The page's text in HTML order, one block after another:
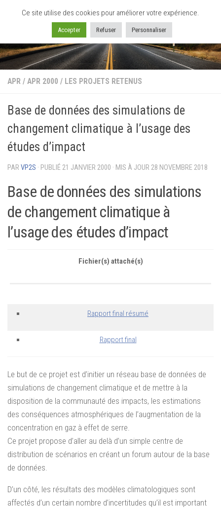
Skip to content
APR / APR 2000 / LES PROJETS RETENUS
Base de données des simulations de
changement climatique à l’usage des
études d’impact
PAR VP2S · PUBLIÉ 21 JANVIER 2000 · MIS À JOUR 28 NOVEMBRE 2018
Base de données des simulations
de changement climatique à
l’usage des études d’impact
Fichier(s) attaché(s)
Rapport final résumé
Rapport final
Le but de ce projet est d’initier un réseau base de données de
simulations de changement climatique et de mettre à la
disposition de la communauté des impacts, les estimations
des conséquences atmosphériques de l’augmentation de la
concentration en gaz à effet de serre.
Ce projet propose d’aller au delà d’un simple centre de
distribution de scénarios en créant un forum autour de la base
de données.
D’un côté, les résultats des modèles climatologiques sont
affectés d’un certain nombre d’incertitudes qu’il est important
Ce site utilise des cookies pour améliorer votre expérience.
Accepter Refuser Personnaliser